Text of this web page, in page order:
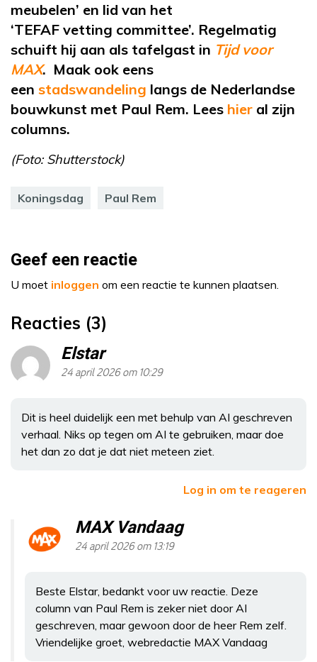
meubelen’ en lid van het
‘TEFAF vetting committee’. Regelmatig
schuift hij aan als tafelgast in Tijd voor
MAX. Maak ook eens
een stadswandeling langs de Nederlandse
bouwkunst met Paul Rem. Lees hier al zijn
columns.
(Foto: Shutterstock)
Koningsdag Paul Rem
Geef een reactie
U moet inloggen om een reactie te kunnen plaatsen.
Reacties (3)
Elstar
24 april 2026 om 10:29
Dit is heel duidelijk een met behulp van AI geschreven
verhaal. Niks op tegen om AI te gebruiken, maar doe
het dan zo dat je dat niet meteen ziet.
Log in om te reageren
MAX Vandaag
24 april 2026 om 13:19
Beste Elstar, bedankt voor uw reactie. Deze
column van Paul Rem is zeker niet door AI
geschreven, maar gewoon door de heer Rem zelf.
Vriendelijke groet, webredactie MAX Vandaag